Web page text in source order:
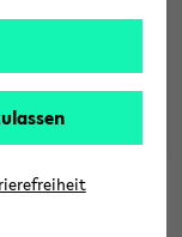
Sie einen